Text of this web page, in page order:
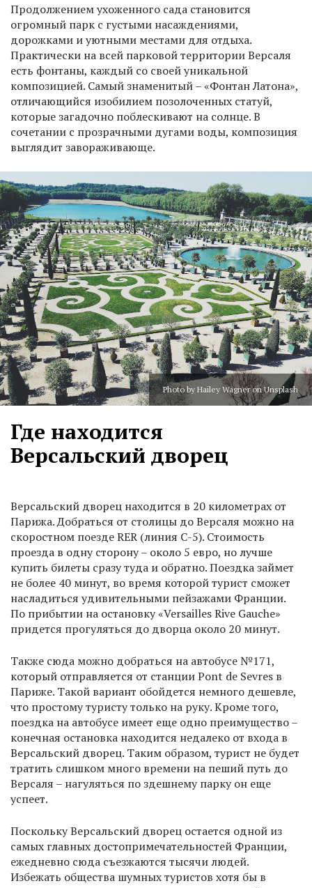
Продолжением ухоженного сада становится
огромный парк с густыми насаждениями,
дорожками и уютными местами для отдыха.
Практически на всей парковой территории Версаля
есть фонтаны, каждый со своей уникальной
композицией. Самый знаменитый – «Фонтан Латона»,
отличающийся изобилием позолоченных статуй,
которые загадочно поблескивают на солнце. В
сочетании с прозрачными дугами воды, композиция
выглядит завораживающе.
Photo by Hailey Wagner on Unsplash
Где находится
Версальский дворец
Версальский дворец находится в 20 километрах от
Парижа. Добраться от столицы до Версаля можно на
скоростном поезде RER (линия C-5). Стоимость
проезда в одну сторону – около 5 евро, но лучше
купить билеты сразу туда и обратно. Поездка займет
не более 40 минут, во время которой турист сможет
насладиться удивительными пейзажами Франции.
По прибытии на остановку «Versailles Rive Gauche»
придется прогуляться до дворца около 20 минут.
Также сюда можно добраться на автобусе №171,
который отправляется от станции Pont de Sevres в
Париже. Такой вариант обойдется немного дешевле,
что простому туристу только на руку. Кроме того,
поездка на автобусе имеет еще одно преимущество –
конечная остановка находится недалеко от входа в
Версальский дворец. Таким образом, турист не будет
тратить слишком много времени на пеший путь до
Версаля – нагуляться по здешнему парку он еще
успеет.
Поскольку Версальский дворец остается одной из
самых главных достопримечательностей Франции,
ежедневно сюда съезжаются тысячи людей.
Избежать общества шумных туристов хотя бы в